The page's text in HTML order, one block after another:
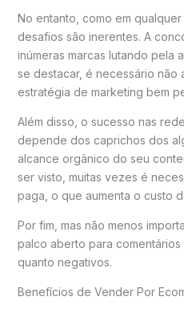
No entanto, como em
desafios são inerentes. A
inúmeras marcas lutando pela
se destacar, é necessário não
estratégia de marketing bem
Além disso, o sucesso nas
depende dos caprichos dos
alcance orgânico do seu
ser visto, muitas vezes é
paga, o que aumenta o custo
Por fim, mas não menos
palco aberto para
quanto negativos.
Benefícios de Vender Por